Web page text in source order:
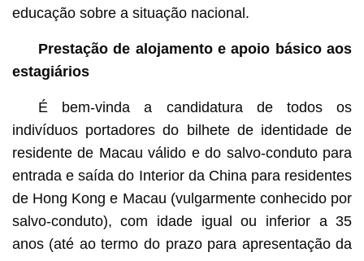
educação sobre a situação nacional.
Prestação de alojamento e apoio básico aos
estagiários
É bem-vinda a candidatura de todos os
indivíduos portadores do bilhete de identidade de
residente de Macau válido e do salvo-conduto para
entrada e saída do Interior da China para residentes
de Hong Kong e Macau (vulgarmente conhecido por
salvo-conduto), com idade igual ou inferior a 35
anos (até ao termo do prazo para apresentação da